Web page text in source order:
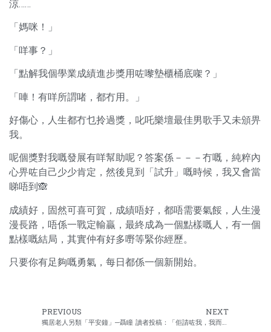
涼……
「媽咪！」
「咩事？」
「點解我個學業成績進步獎用咗嚟墊櫃桶底㗎？」
「唓！有咩所謂啫，都冇用。」
好傷心，人生都冇乜拎過獎，叱吒樂壇最佳男歌手又未頒畀
我。
呢個獎對我嘅發展有咩幫助呢？答案係－－－冇嘅，純粹內
心畀咗自己少少肯定，然後見到「試升」嘅時候，我又會當
睇唔到🙈
成績好，固然可喜可賀，成績唔好，都唔需要氣餒，人生漫
漫長路，唔係一戰定輸贏，最終成為一個點樣嘅人，有一個
點樣嘅結局，其實仲有好多嘢等緊你經歷。
只要你有足夠嘅勇氣，每日都係一個新開始。
PREVIOUS
獨居老人另類「平安鐘」─聶瞳
NEXT
讀者投稿：「佢請咗我，我而家係HR喇。」